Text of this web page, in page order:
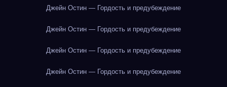
Джейн Остин — Гордость и предубеждение
Джейн Остин — Гордость и предубеждение
Джейн Остин — Гордость и предубеждение
Джейн Остин — Гордость и предубеждение